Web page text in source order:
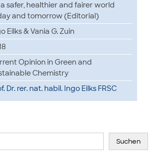
safer, healthier and fairer world
and tomorrow (Editorial)
Eilks & Vania G. Zuin
Opinion in Green and
Chemistry
Dr. rer. nat. habil. Ingo Eilks FRSC
Suchen